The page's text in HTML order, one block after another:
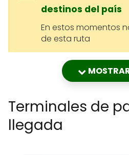
destinos del país
En estos momentos
de esta ruta
Terminales de
llegada